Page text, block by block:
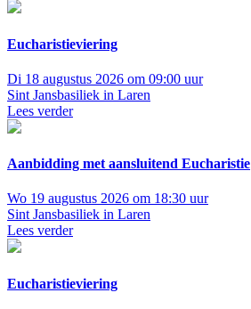
Eucharistieviering
Di 18 augustus 2026 om 09:00 uur
Sint Jansbasiliek in Laren
Lees verder
Aanbidding met aansluitend Eucharistie
Wo 19 augustus 2026 om 18:30 uur
Sint Jansbasiliek in Laren
Lees verder
Eucharistieviering